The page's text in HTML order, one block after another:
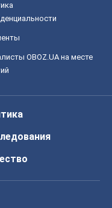
OBOZ.UA на месте